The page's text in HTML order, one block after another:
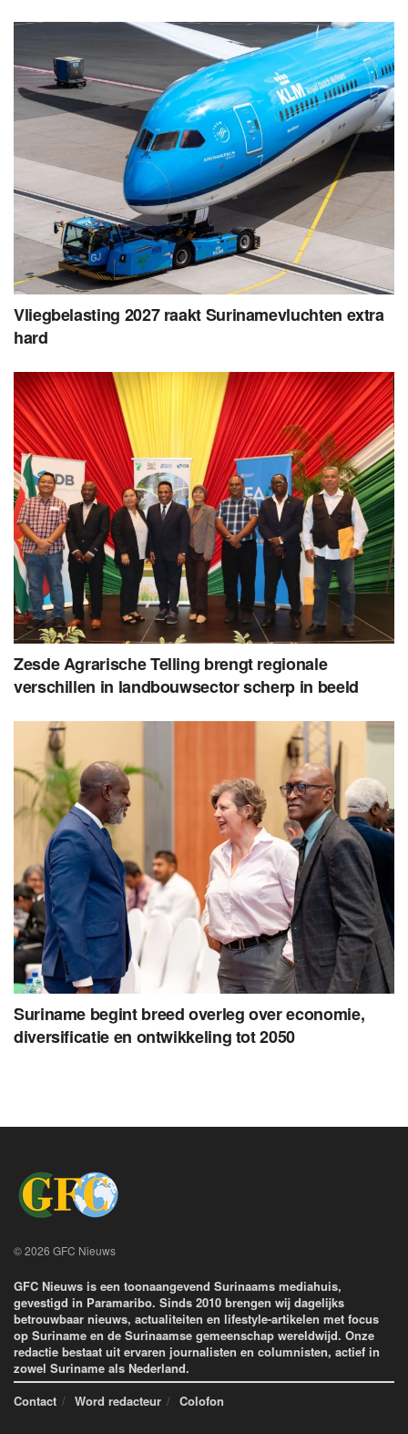
Vliegbelasting 2027 raakt Surinamevluchten extra
hard
Zesde Agrarische Telling brengt regionale
verschillen in landbouwsector scherp in beeld
Suriname begint breed overleg over economie,
diversificatie en ontwikkeling tot 2050
© 2026 GFC Nieuws
GFC Nieuws is een toonaangevend Surinaams mediahuis,
gevestigd in Paramaribo. Sinds 2010 brengen wij dagelijks
betrouwbaar nieuws, actualiteiten en lifestyle-artikelen met focus
op Suriname en de Surinaamse gemeenschap wereldwijd. Onze
redactie bestaat uit ervaren journalisten en columnisten, actief in
zowel Suriname als Nederland.
Contact
Word redacteur Colofon